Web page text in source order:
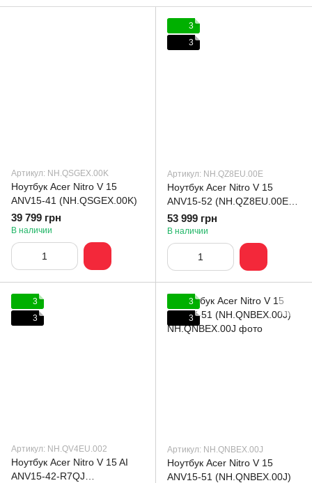
Артикул: NH.QSGEX.00K
Ноутбук Acer Nitro V 15
ANV15-41 (NH.QSGEX.00K)
39 799 грн
В наличии
3
3
Артикул: NH.QZ8EU.00E
Ноутбук Acer Nitro V 15
ANV15-52 (NH.QZ8EU.00E)
Obsidian Black + Геймпад
53 999 грн
В наличии
3
3
Артикул: NH.QV4EU.002
Ноутбук Acer Nitro V 15 AI
ANV15-42-R7QJ
3
3
Артикул: NH.QNBEX.00J
Ноутбук Acer Nitro V 15
ANV15-51 (NH.QNBEX.00J)